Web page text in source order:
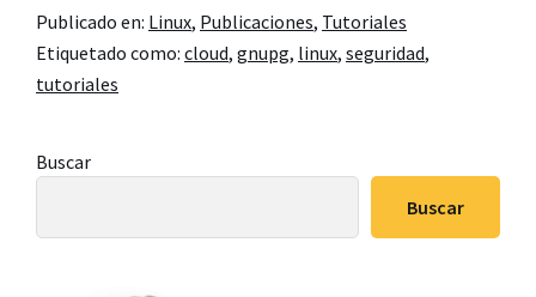
copias
de
la
con
Publicado en: Linux, Publicaciones, Tutoriales
Etiquetado como: cloud, gnupg, linux, seguridad,
tutoriales
Barra
Buscar
Buscar